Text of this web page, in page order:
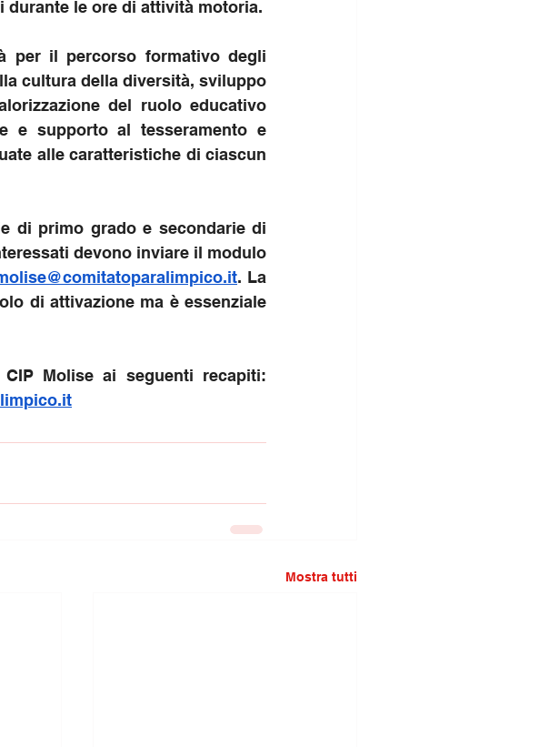
le ore di attività motoria.
per il percorso formativo degli
cultura della diversità, sviluppo
del ruolo educativo
e supporto al tesseramento e
alle caratteristiche di ciascun
di primo grado e secondarie di
devono inviare il modulo
. La
di attivazione ma è essenziale
Molise ai seguenti recapiti:
Mostra tutti